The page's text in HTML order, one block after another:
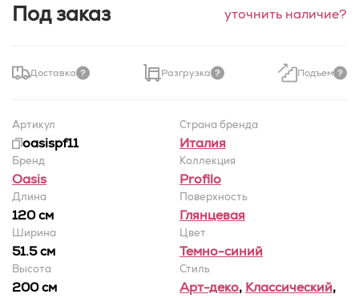
Под заказ уточнить наличие?
Доставка Разгрузка Подъем
Артикул
oasispf11
Страна бренда
Италия
Бренд
Oasis
Коллекция
Profilo
Длина
120 см
Поверхность
Глянцевая
Ширина
51.5 cм
Цвет
Темно-синий
Высота
200 см
Стиль
Арт-деко, Классический,